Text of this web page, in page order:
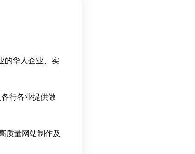
的华人企业、实
行各业提供做
质量网站制作及